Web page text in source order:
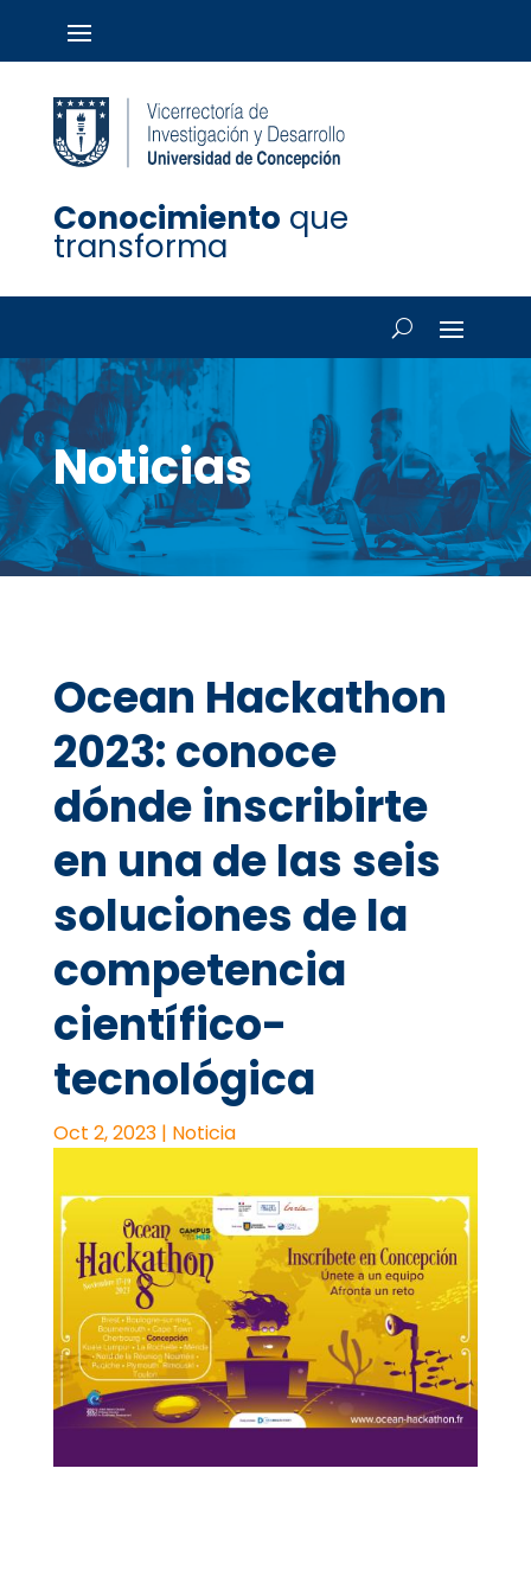
Conocimiento que
transforma
Noticias
Ocean Hackathon
2023: conoce
dónde inscribirte
en una de las seis
soluciones de la
competencia
científico-
tecnológica
Oct 2, 2023| Noticia